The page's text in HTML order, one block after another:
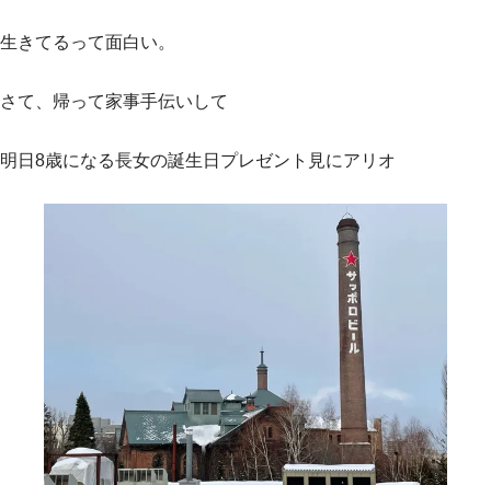
生きてるって面白い。
さて、帰って家事手伝いして
明日8歳になる長女の誕生日プレゼント見にアリオ